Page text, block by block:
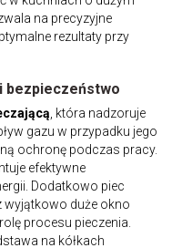
na precyzyjne
rezultaty przy
bezpieczeństwo
, która nadzoruje
gazu w przypadku jego
ochronę podczas pracy.
efektywne
Dodatkowo piec
wyjątkowo duże okno
procesu pieczenia.
na kółkach